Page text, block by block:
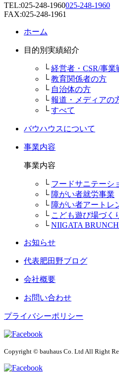
TEL:025-248-1960025-248-1960
FAX:025-248-1961
ホーム
目的別実績紹介
└経営者・CSR/事
└教育関係者の方
└ 自治体の方
└報道・メディアの
└すべて
バウハウスについて
事業内容
事業内容
└ フードサニテーシ
└ 障がい者就労事業
└ 障がい者アートレ
└ こども遊び場づく
└NIIGATA
お知らせ
代表肥田野ブログ
会社概要
お問い合わせ
プライバシーポリシー
Copyright © bauhaus Co. Ltd All Right